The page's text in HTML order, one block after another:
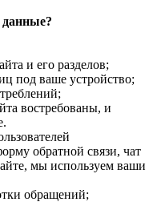
и его разделов;
под ваше устройство;
востребованы, и
обратной связи, чат
мы используем ваши
обращений;